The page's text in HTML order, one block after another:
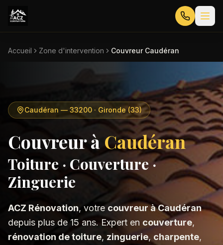
Accueil Zone d'intervention Couvreur Caudéran
Caudéran — 33200 · Gironde (33)
Couvreur à Caudéran
Toiture · Couverture ·
Zinguerie
ACZ Rénovation, votre couvreur àCaudéran
depuis plus de 15 ans. Expert en couverture,
rénovation de toiture, zinguerie, charpente,